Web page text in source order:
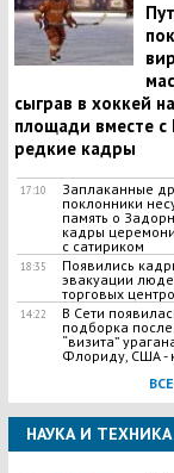
сыграв в хоккей
площади вместе с
редкие кадры
17:10
Заплаканные
поклонники
память о
кадры
с сатириком
18:35
Появились
эвакуации
торговых
14:22
В Сети
подборка
“визита”
Флориду, США -
НАУКА И ТЕХНИКА